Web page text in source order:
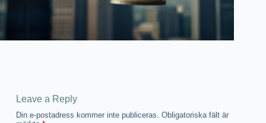
Leave a Reply
Din e-postadress kommer inte publiceras. Obligatoriska fält är